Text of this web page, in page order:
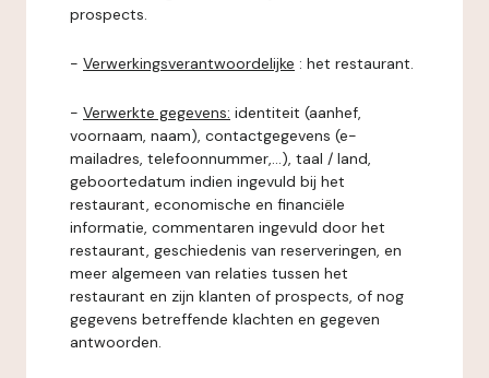
prospects.
- Verwerkingsverantwoordelijke : het restaurant.
- Verwerkte gegevens: identiteit (aanhef,
voornaam, naam), contactgegevens (e-
mailadres, telefoonnummer,...), taal / land,
geboortedatum indien ingevuld bij het
restaurant, economische en financiële
informatie, commentaren ingevuld door het
restaurant, geschiedenis van reserveringen, en
meer algemeen van relaties tussen het
restaurant en zijn klanten of prospects, of nog
gegevens betreffende klachten en gegeven
antwoorden.